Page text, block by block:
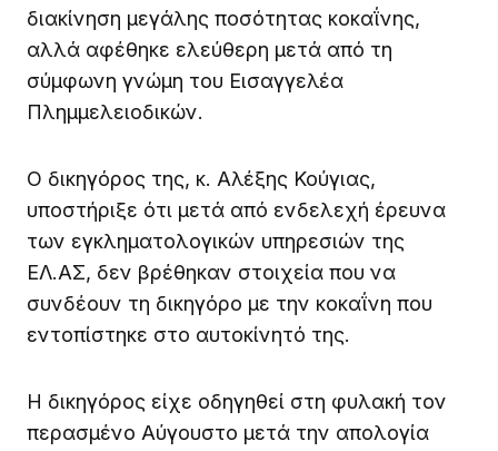
διακίνηση μεγάλης ποσότητας κοκαΐνης,
αλλά αφέθηκε ελεύθερη μετά από τη
σύμφωνη γνώμη του Εισαγγελέα
Πλημμελειοδικών.
Ο δικηγόρος της, κ. Αλέξης Κούγιας,
υποστήριξε ότι μετά από ενδελεχή έρευνα
των εγκληματολογικών υπηρεσιών της
ΕΛ.ΑΣ, δεν βρέθηκαν στοιχεία που να
συνδέουν τη δικηγόρο με την κοκαΐνη που
εντοπίστηκε στο αυτοκίνητό της.
Η δικηγόρος είχε οδηγηθεί στη φυλακή τον
περασμένο Αύγουστο μετά την απολογία